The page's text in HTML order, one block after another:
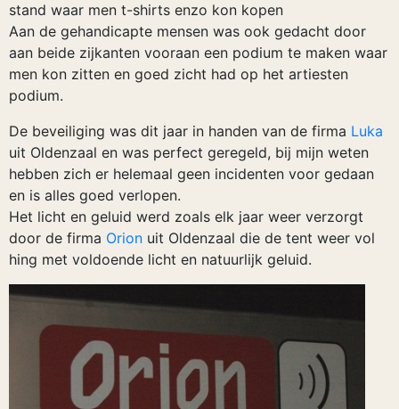
stand waar men t-shirts enzo kon kopen
Aan de gehandicapte mensen was ook gedacht door
aan beide zijkanten vooraan een podium te maken waar
men kon zitten en goed zicht had op het artiesten
podium.
De beveiliging was dit jaar in handen van de firma Luka
uit Oldenzaal en was perfect geregeld, bij mijn weten
hebben zich er helemaal geen incidenten voor gedaan
en is alles goed verlopen.
Het licht en geluid werd zoals elk jaar weer verzorgt
door de firma Orion uit Oldenzaal die de tent weer vol
hing met voldoende licht en natuurlijk geluid.